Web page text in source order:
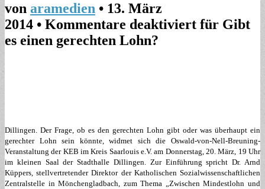
von aramedien • 13. März
2014 • Kommentare deaktiviert für Gibt
es einen gerechten Lohn?
Dillingen. Der Frage, ob es den gerechten Lohn gibt oder was überhaupt ein
gerechter Lohn sein könnte, widmet sich die Oswald-von-Nell-Breuning-
Veranstaltung der KEB im Kreis Saarlouis e.V. am Donnerstag, 20. März, 19 Uhr
im kleinen Saal der Stadthalle Dillingen. Zur Einführung spricht Dr. Arnd
Küppers, stellvertretender Direktor der Katholischen Sozialwissenschaftlichen
Zentralstelle in Mönchengladbach, zum Thema „Zwischen Mindestlohn und